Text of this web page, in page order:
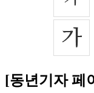
[동년기자 페